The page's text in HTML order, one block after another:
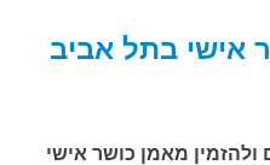
אישי בתל אביב
מאמן כושר אישי